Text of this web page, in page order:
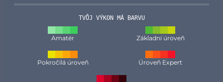
TVŮJ VÝKON MÁ BARVU
Amatér Základní úroveň
Pokročilá úroveň Úroveň Expert